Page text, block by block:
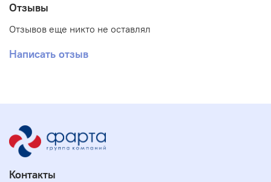
Отзывы
Отзывов еще никто не оставлял
Написать отзыв
Контакты